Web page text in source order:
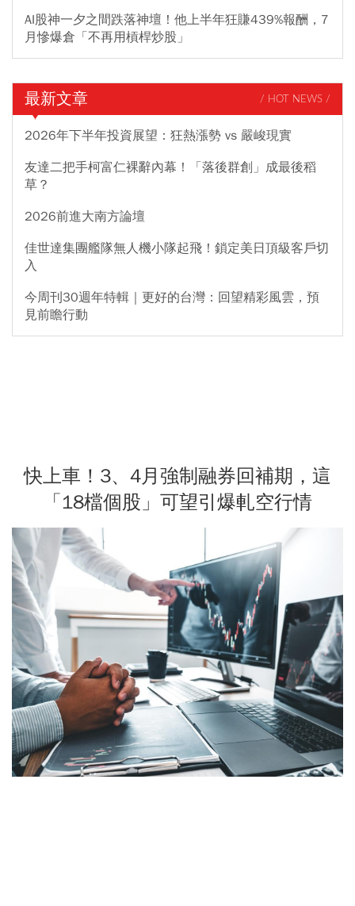
AI股神一夕之間跌落神壇！他上半年狂賺439%報酬，7
月慘爆倉「不再用槓桿炒股」
最新文章 / HOT NEWS /
2026年下半年投資展望：狂熱漲勢 vs 嚴峻現實
友達二把手柯富仁裸辭內幕！「落後群創」成最後稻
草？
2026前進大南方論壇
佳世達集團艦隊無人機小隊起飛！鎖定美日頂級客戶切
入
今周刊30週年特輯｜更好的台灣：回望精彩風雲，預
見前瞻行動
快上車！3、4月強制融券回補期，這
「18檔個股」可望引爆軋空行情